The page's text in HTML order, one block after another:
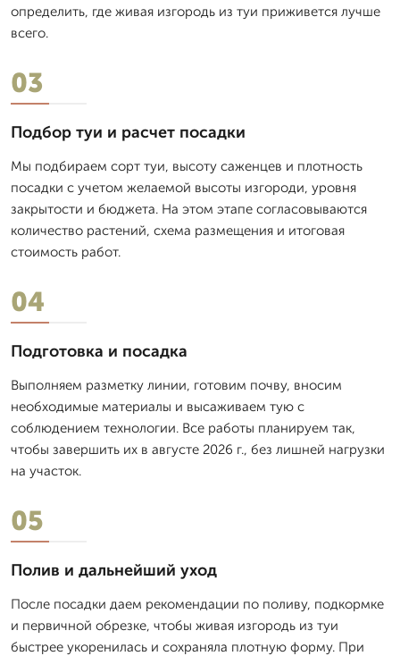
определить, где живая изгородь из туи приживется лучше
всего.
03
Подбор туи и расчет посадки
Мы подбираем сорт туи, высоту саженцев и плотность
посадки с учетом желаемой высоты изгороди, уровня
закрытости и бюджета. На этом этапе согласовываются
количество растений, схема размещения и итоговая
стоимость работ.
04
Подготовка и посадка
Выполняем разметку линии, готовим почву, вносим
необходимые материалы и высаживаем тую с
соблюдением технологии. Все работы планируем так,
чтобы завершить их в августе 2026 г., без лишней нагрузки
на участок.
05
Полив и дальнейший уход
После посадки даем рекомендации по поливу, подкормке
и первичной обрезке, чтобы живая изгородь из туи
быстрее укоренилась и сохраняла плотную форму. При